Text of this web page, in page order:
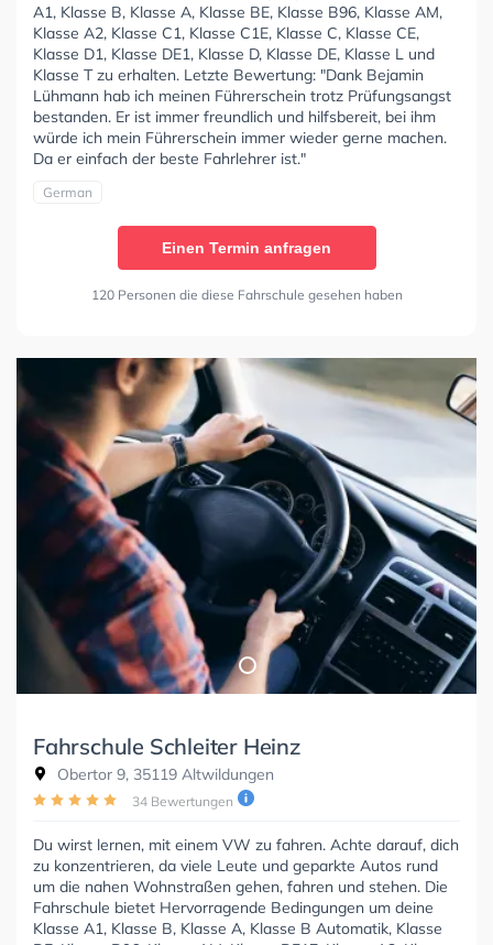
A1, Klasse B, Klasse A, Klasse BE, Klasse B96, Klasse AM,
Klasse A2, Klasse C1, Klasse C1E, Klasse C, Klasse CE,
Klasse D1, Klasse DE1, Klasse D, Klasse DE, Klasse L und
Klasse T zu erhalten. Letzte Bewertung: "Dank Bejamin
Lühmann hab ich meinen Führerschein trotz Prüfungsangst
bestanden. Er ist immer freundlich und hilfsbereit, bei ihm
würde ich mein Führerschein immer wieder gerne machen.
Da er einfach der beste Fahrlehrer ist."
German
Einen Termin anfragen
120 Personen die diese Fahrschule gesehen haben
Fahrschule Schleiter Heinz
Obertor 9, 35119 Altwildungen
34 Bewertungen
Du wirst lernen, mit einem VW zu fahren. Achte darauf, dich
zu konzentrieren, da viele Leute und geparkte Autos rund
um die nahen Wohnstraßen gehen, fahren und stehen. Die
Fahrschule bietet Hervorragende Bedingungen um deine
Klasse A1, Klasse B, Klasse A, Klasse B Automatik, Klasse